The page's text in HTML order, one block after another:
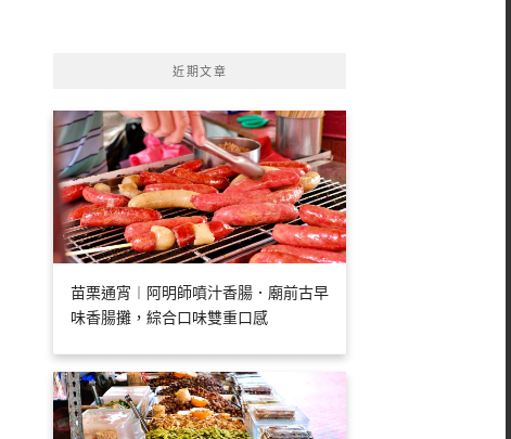
近期文章
苗栗通宵︱阿明師噴汁香腸．廟前古早
味香腸攤，綜合口味雙重口感